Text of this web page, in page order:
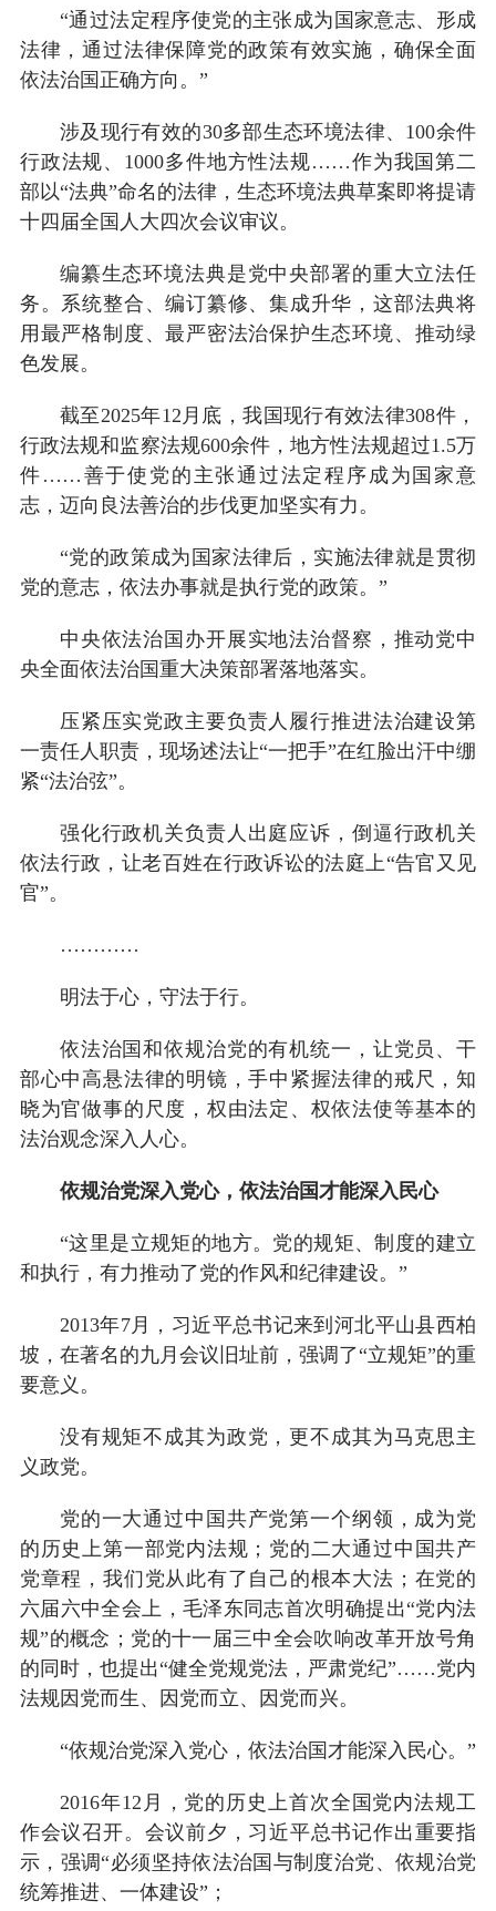
“通过法定程序使党的主张成为国家意志、形成
法律，通过法律保障党的政策有效实施，确保全面
依法治国正确方向。”
涉及现行有效的30多部生态环境法律、100余件
行政法规、1000多件地方性法规……作为我国第二
部以“法典”命名的法律，生态环境法典草案即将提请
十四届全国人大四次会议审议。
编纂生态环境法典是党中央部署的重大立法任
务。系统整合、编订纂修、集成升华，这部法典将
用最严格制度、最严密法治保护生态环境、推动绿
色发展。
截至2025年12月底，我国现行有效法律308件，
行政法规和监察法规600余件，地方性法规超过1.5万
件……善于使党的主张通过法定程序成为国家意
志，迈向良法善治的步伐更加坚实有力。
“党的政策成为国家法律后，实施法律就是贯彻
党的意志，依法办事就是执行党的政策。”
中央依法治国办开展实地法治督察，推动党中
央全面依法治国重大决策部署落地落实。
压紧压实党政主要负责人履行推进法治建设第
一责任人职责，现场述法让“一把手”在红脸出汗中绷
紧“法治弦”。
强化行政机关负责人出庭应诉，倒逼行政机关
依法行政，让老百姓在行政诉讼的法庭上“告官又见
官”。
…………
明法于心，守法于行。
依法治国和依规治党的有机统一，让党员、干
部心中高悬法律的明镜，手中紧握法律的戒尺，知
晓为官做事的尺度，权由法定、权依法使等基本的
法治观念深入人心。
依规治党深入党心，依法治国才能深入民心
“这里是立规矩的地方。党的规矩、制度的建立
和执行，有力推动了党的作风和纪律建设。”
2013年7月，习近平总书记来到河北平山县西柏
坡，在著名的九月会议旧址前，强调了“立规矩”的重
要意义。
没有规矩不成其为政党，更不成其为马克思主
义政党。
党的一大通过中国共产党第一个纲领，成为党
的历史上第一部党内法规；党的二大通过中国共产
党章程，我们党从此有了自己的根本大法；在党的
六届六中全会上，毛泽东同志首次明确提出“党内法
规”的概念；党的十一届三中全会吹响改革开放号角
的同时，也提出“健全党规党法，严肃党纪”……党内
法规因党而生、因党而立、因党而兴。
“依规治党深入党心，依法治国才能深入民心。”
2016年12月，党的历史上首次全国党内法规工
作会议召开。会议前夕，习近平总书记作出重要指
示，强调“必须坚持依法治国与制度治党、依规治党
统筹推进、一体建设”；